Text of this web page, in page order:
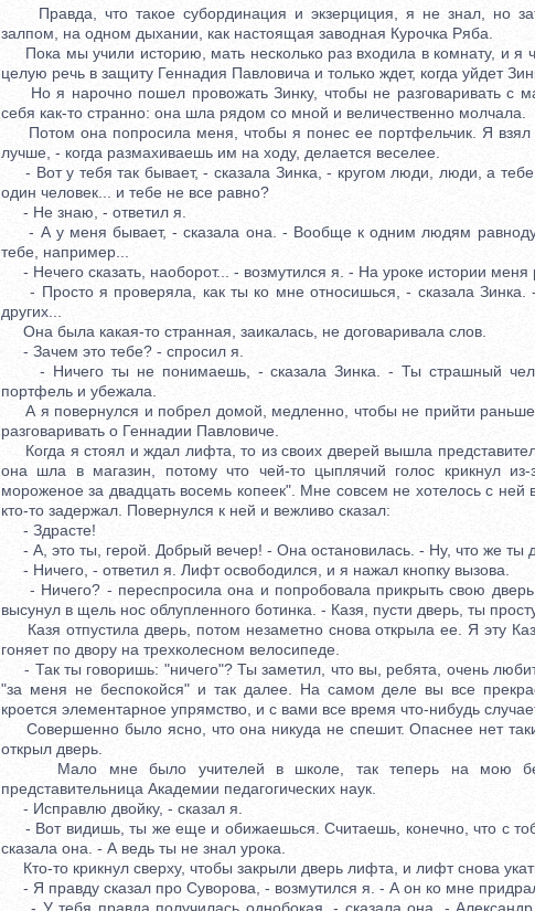
Правда, что такое субординация и экзерциция, я не знал, но
залпом, на одном дыхании, как настоящая заводная Курочка Ряба.
Пока мы учили историю, мать несколько раз входила в комнату, и я
целую речь в защиту Геннадия Павловича и только ждет, когда уйдет
Но я нарочно пошел провожать Зинку, чтобы не разговаривать с
себя как-то странно: она шла рядом со мной и величественно молчала.
Потом она попросила меня, чтобы я понес ее портфельчик. Я взял
лучше, - когда размахиваешь им на ходу, делается веселее.
- Вот у тебя так бывает, - сказала Зинка, - кругом люди, люди, а
один человек... и тебе не все равно?
- Не знаю, - ответил я.
- А у меня бывает, - сказала она. - Вообще к одним людям
тебе, например...
- Нечего сказать, наоборот... - возмутился я. - На уроке истории меня
- Просто я проверяла, как ты ко мне относишься, - сказала Зинка.
других...
Она была какая-то странная, заикалась, не договаривала слов.
- Зачем это тебе? - спросил я.
- Ничего ты не понимаешь, - сказала Зинка. - Ты страшный
портфель и убежала.
А я повернулся и побрел домой, медленно, чтобы не прийти
разговаривать о Геннадии Павловиче.
Когда я стоял и ждал лифта, то из своих дверей вышла
она шла в магазин, потому что чей-то цыплячий голос крикнул
мороженое за двадцать восемь копеек". Мне совсем не хотелось с ней
кто-то задержал. Повернулся к ней и вежливо сказал:
- Здрасте!
- А, это ты, герой. Добрый вечер! - Она остановилась. - Ну, что же ты
- Ничего, - ответил я. Лифт освободился, и я нажал кнопку вызова.
- Ничего? - переспросила она и попробовала прикрыть свою дверь,
высунул в щель нос облупленного ботинка. - Казя, пусти дверь, ты
Казя отпустила дверь, потом незаметно снова открыла ее. Я эту
гоняет по двору на трехколесном велосипеде.
- Так ты говоришь: "ничего"? Ты заметил, что вы, ребята, очень
"за меня не беспокойся" и так далее. На самом деле вы все
кроется элементарное упрямство, и с вами все время что-нибудь
Совершенно было ясно, что она никуда не спешит. Опаснее нет
открыл дверь.
Мало мне было учителей в школе, так теперь на мою
представительница Академии педагогических наук.
- Исправлю двойку, - сказал я.
- Вот видишь, ты же еще и обижаешься. Считаешь, конечно, что с
сказала она. - А ведь ты не знал урока.
Кто-то крикнул сверху, чтобы закрыли дверь лифта, и лифт снова
- Я правду сказал про Суворова, - возмутился я. - А он ко мне